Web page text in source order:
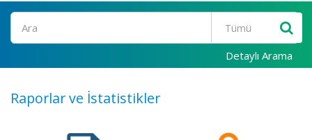
Ara
Detaylı Arama
Raporlar ve İstatistikler